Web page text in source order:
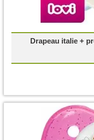
Drapeau italie +